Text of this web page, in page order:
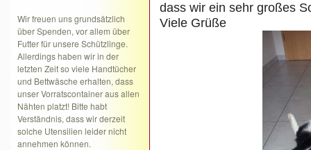
Wir freuen uns grundsätzlich
über Spenden, vor allem über
Futter für unsere Schützlinge.
Allerdings haben wir in der
letzten Zeit so viele Handtücher
und Bettwäsche erhalten, dass
unser Vorratscontainer aus allen
Nähten platzt! Bitte habt
Verständnis, dass wir derzeit
solche Utensilien leider nicht
annehmen können.
dass wir ein sehr großes
Viele Grüße